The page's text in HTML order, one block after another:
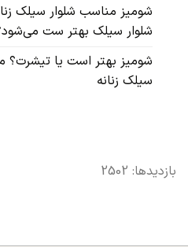
شومیز مناسب شلوار سیلک
شلوار سیلک بهتر ست می‌شود؟
شومیز بهتر است یا تیشرت؟
سیلک زنانه
بازدیدها: 2502